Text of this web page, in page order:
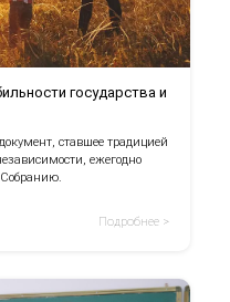
государства и
ставшее традицией
ежегодно
Собранию.
Подробнее >